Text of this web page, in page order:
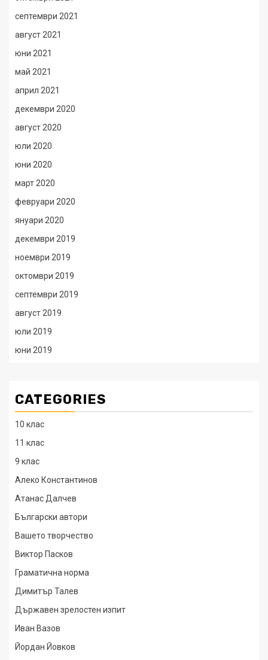
септември 2021
август 2021
юни 2021
май 2021
април 2021
декември 2020
август 2020
юли 2020
юни 2020
март 2020
февруари 2020
януари 2020
декември 2019
ноември 2019
октомври 2019
септември 2019
август 2019
юли 2019
юни 2019
CATEGORIES
10 клас
11 клас
9 клас
Алеко Константинов
Атанас Далчев
Български автори
Вашето творчество
Виктор Пасков
Граматична норма
Димитър Талев
Държавен зрелостен изпит
Иван Вазов
Йордан Йовков